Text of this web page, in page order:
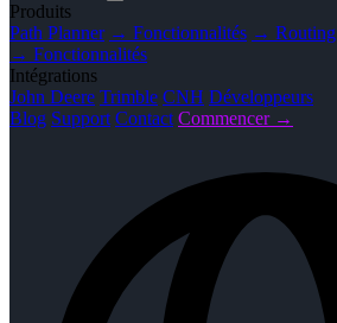
Produits
Path Planner → Fonctionnalités → Routing
→ Fonctionnalités
Intégrations
John Deere Trimble CNH Développeurs
Blog Support Contact Commencer →